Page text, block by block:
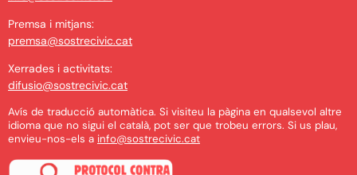
Premsa i mitjans:
premsa@sostrecivic.cat
Xerrades i activitats:
difusio@sostrecivic.cat
Avís de traducció automàtica. Si visiteu la pàgina en qualsevol altre
idioma que no sigui el català, pot ser que trobeu errors. Si us plau,
envieu-nos-els a info@sostrecivic.cat